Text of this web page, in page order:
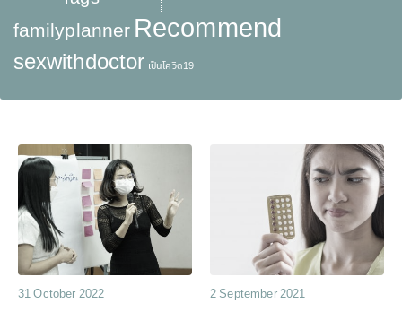
familyplannerRecommend
sexwithdoctor เป็นโควิด19
31 October 2022 2 September 2021